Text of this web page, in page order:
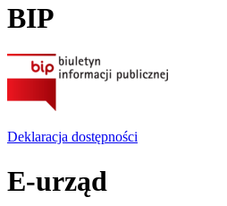
BIP
Deklaracja dostępności
E-urząd